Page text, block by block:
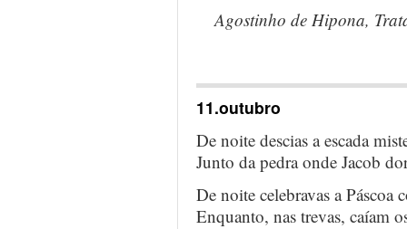
Agostinho de Hipona,
11.outubro
De noite descias a escada
Junto da pedra onde Jacob
De noite celebravas a Páscoa
Enquanto, nas trevas, caíam